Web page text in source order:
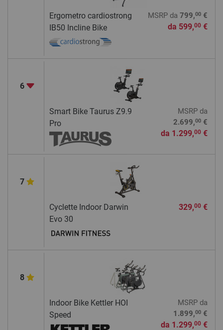
Ergometro cardiostrong
IB50 Incline Bike
MSRPda 799,00€
da 599,00€
6
Smart Bike Taurus Z9.9
Pro
MSRPda
2.699,00€
da 1.299,00€
7
Cyclette Indoor Darwin
Evo 30
329,00€
8
Indoor Bike Kettler HOI
Speed
MSRPda
1.899,00€
da 1.299,00€